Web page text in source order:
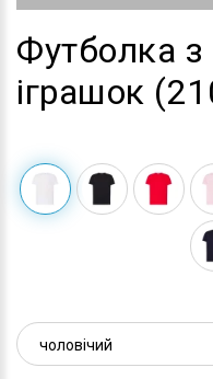
Футболка з
іграшок